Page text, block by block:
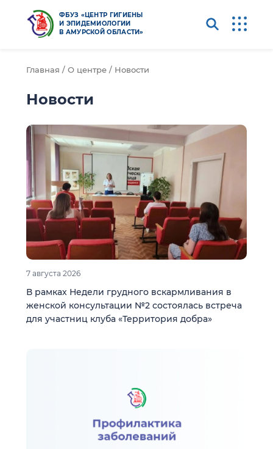
ФБУЗ «ЦЕНТР ГИГИЕНЫ
И ЭПИДЕМИОЛОГИИ
В АМУРСКОЙ ОБЛАСТИ»
Главная / О центре / Новости
Новости
7 августа 2026
В рамках Недели грудного вскармливания в
женской консультации №2 состоялась встреча
для участниц клуба «Территория добра»